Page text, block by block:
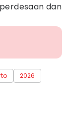
dan
2026